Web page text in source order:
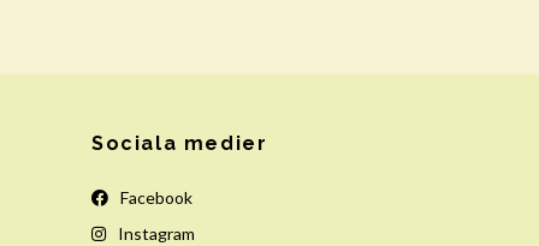
Sociala medier
Facebook
Instagram